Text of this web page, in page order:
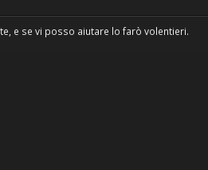
e se vi posso aiutare lo farò volentieri.